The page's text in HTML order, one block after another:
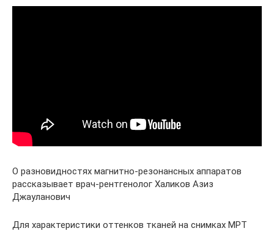
О разновидностях магнитно-резонансных аппаратов
рассказывает врач-рентгенолог Халиков Азиз
Джауланович
Для характеристики оттенков тканей на снимках МРТ